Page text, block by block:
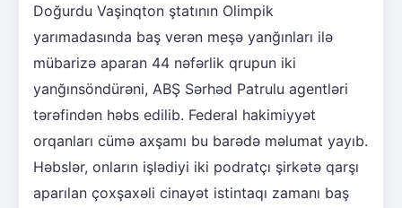
Doğurdu Vaşinqton ştatının Olimpik
yarımadasında baş verən meşə yanğınları ilə
mübarizə aparan 44 nəfərlik qrupun iki
yanğınsöndürəni, ABŞ Sərhəd Patrulu agentləri
tərəfindən həbs edilib. Federal hakimiyyət
orqanları cümə axşamı bu barədə məlumat yayıb.
Həbslər, onların işlədiyi iki podratçı şirkətə qarşı
aparılan çoxşaxəli cinayət istintaqı zamanı baş